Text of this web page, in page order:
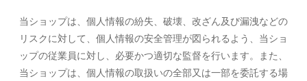
当ショップは、個人情報の紛失、破壊、改ざん及び漏洩などの
リスクに対して、個人情報の安全管理が図られるよう、当ショ
ップの従業員に対し、必要かつ適切な監督を行います。また、
当ショップは、個人情報の取扱いの全部又は一部を委託する場